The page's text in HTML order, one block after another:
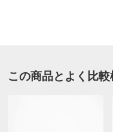
■原産国：中国製
サイズ表記に
宮崎県 50代女性
とも気に入ってます
この商品とよく比